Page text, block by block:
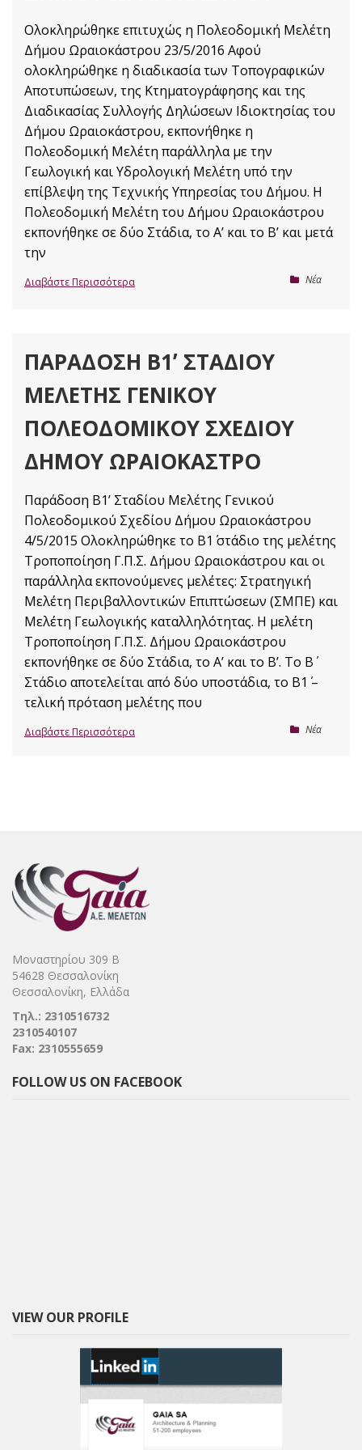
Ολοκληρώθηκε επιτυχώς η Πολεοδομική Μελέτη
Δήμου Ωραιοκάστρου 23/5/2016 Αφού
ολοκληρώθηκε η διαδικασία των Τοπογραφικών
Αποτυπώσεων, της Κτηματογράφησης και της
Διαδικασίας Συλλογής Δηλώσεων Ιδιοκτησίας του
Δήμου Ωραιοκάστρου, εκπονήθηκε η
Πολεοδομική Μελέτη παράλληλα με την
Γεωλογική και Υδρολογική Μελέτη υπό την
επίβλεψη της Τεχνικής Υπηρεσίας του Δήμου. Η
Πολεοδομική Μελέτη του Δήμου Ωραιοκάστρου
εκπονήθηκε σε δύο Στάδια, το Α’ και το Β’ και μετά
την
Nέα
Διαβάστε Περισσότερα
ΠΑΡΆΔΟΣΗ Β1ʼ ΣΤΑΔΊΟΥ
ΜΕΛΈΤΗΣ ΓΕΝΙΚΟΎ
ΠΟΛΕΟΔΟΜΙΚΟΎ ΣΧΕΔΊΟΥ
ΔΉΜΟΥ ΩΡΑΙΟΚΆΣΤΡΟ
Παράδοση Β1ʼ Σταδίου Μελέτης Γενικού
Πολεοδομικού Σχεδίου Δήμου Ωραιοκάστρου
4/5/2015 Ολοκληρώθηκε το Β1΄ στάδιο της μελέτης
Τροποποίηση Γ.Π.Σ. Δήμου Ωραιοκάστρου και οι
παράλληλα εκπονούμενες μελέτες: Στρατηγική
Μελέτη Περιβαλλοντικών Επιπτώσεων (ΣΜΠΕ) και
Μελέτη Γεωλογικής καταλληλότητας. Η μελέτη
Τροποποίηση Γ.Π.Σ. Δήμου Ωραιοκάστρου
εκπονήθηκε σε δύο Στάδια, το Α’ και το Β’. Το Β΄
Στάδιο αποτελείται από δύο υποστάδια, το Β1΄ –
τελική πρόταση μελέτης που
Nέα
Διαβάστε Περισσότερα
Μοναστηρίου 309 Β
54628 Θεσσαλονίκη
Θεσσαλονίκη, Ελλάδα
Τηλ.: 2310516732
2310540107
Fax: 2310555659
FOLLOW US ON FACEBOOK
VIEW OUR PROFILE